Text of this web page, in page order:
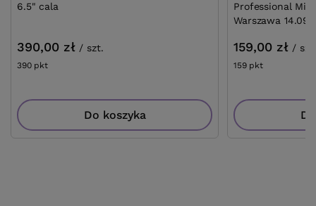
6.5" cala
390,00 zł / szt.
390 pktpunktów
Do koszyka
Professional
Warszawa
159,00 zł /
159 pktpunktów